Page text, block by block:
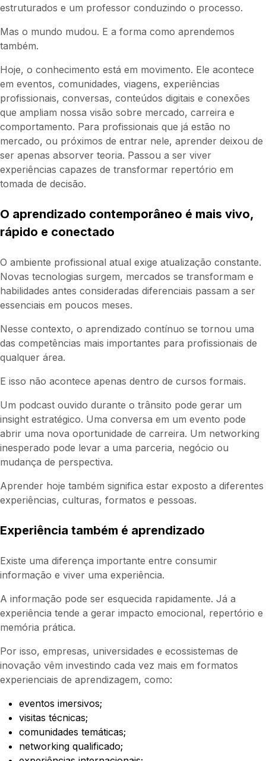
estruturados e um professor conduzindo o processo.
Mas o mundo mudou. E a forma como aprendemos
também.
Hoje, o conhecimento está em movimento. Ele acontece
em eventos, comunidades, viagens, experiências
profissionais, conversas, conteúdos digitais e conexões
que ampliam nossa visão sobre mercado, carreira e
comportamento. Para profissionais que já estão no
mercado, ou próximos de entrar nele, aprender deixou de
ser apenas absorver teoria. Passou a ser viver
experiências capazes de transformar repertório em
tomada de decisão.
O aprendizado contemporâneo é mais vivo,
rápido e conectado
O ambiente profissional atual exige atualização constante.
Novas tecnologias surgem, mercados se transformam e
habilidades antes consideradas diferenciais passam a ser
essenciais em poucos meses.
Nesse contexto, o aprendizado contínuo se tornou uma
das competências mais importantes para profissionais de
qualquer área.
E isso não acontece apenas dentro de cursos formais.
Um podcast ouvido durante o trânsito pode gerar um
insight estratégico. Uma conversa em um evento pode
abrir uma nova oportunidade de carreira. Um networking
inesperado pode levar a uma parceria, negócio ou
mudança de perspectiva.
Aprender hoje também significa estar exposto a diferentes
experiências, culturas, formatos e pessoas.
Experiência também é aprendizado
Existe uma diferença importante entre consumir
informação e viver uma experiência.
A informação pode ser esquecida rapidamente. Já a
experiência tende a gerar impacto emocional, repertório e
memória prática.
Por isso, empresas, universidades e ecossistemas de
inovação vêm investindo cada vez mais em formatos
experienciais de aprendizagem, como:
eventos imersivos;
visitas técnicas;
comunidades temáticas;
networking qualificado;